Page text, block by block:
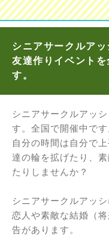
シニアサークルア
友達作りイベント
す。
シニアサークルアッ
す。全国で開催中です
自分の時間は自分で
達の輪を拡げたり、
たりしませんか？
シニアサークルアッ
恋人や素敵な結婚（
告があります。